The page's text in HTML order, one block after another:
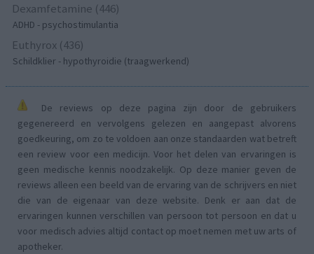
Dexamfetamine (446)
ADHD - psychostimulantia
Euthyrox (436)
Schildklier - hypothyroidie (traagwerkend)
De reviews op deze pagina zijn door de gebruikers
gegenereerd en vervolgens gelezen en aangepast alvorens
goedkeuring, om zo te voldoen aan onze standaarden wat betreft
een review voor een medicijn. Voor het delen van ervaringen is
geen medische kennis noodzakelijk. Op deze manier geven de
reviews alleen een beeld van de ervaring van de schrijvers en niet
die van de eigenaar van deze website. Denk er aan dat de
ervaringen kunnen verschillen van persoon tot persoon en dat u
voor medisch advies altijd contact op moet nemen met uw arts of
apotheker.